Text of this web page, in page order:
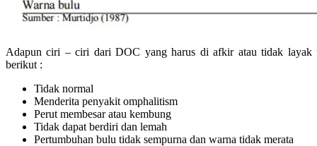
Adapun ciri – ciri dari DOC yang harus di afkir atau tidak layak
berikut :
Tidak normal
Menderita penyakit omphalitism
Perut membesar atau kembung
Tidak dapat berdiri dan lemah
Pertumbuhan bulu tidak sempurna dan warna tidak merata